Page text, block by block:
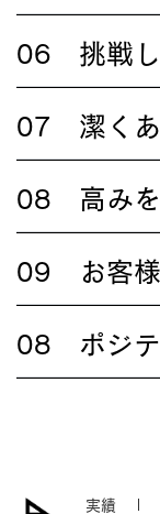
06 挑戦し
07 潔くあ
08 高みを
09 お客様
08 ポジテ
実績